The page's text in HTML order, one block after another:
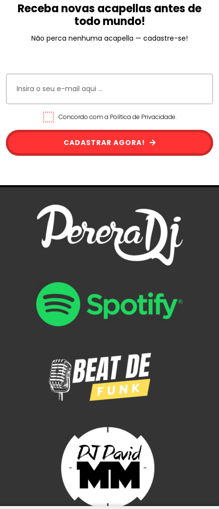
Receba novas acapellas antes de
todo mundo!
Não perca nenhuma acapella — cadastre-se!
Concordo com a Política de Privacidade.
CADASTRAR AGORA!